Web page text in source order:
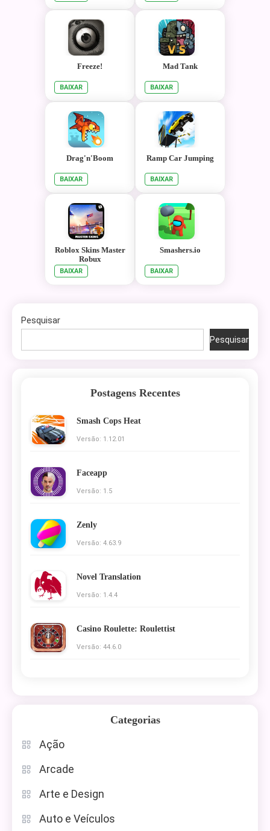
Freeze!
BAIXAR
Mad Tank
BAIXAR
Drag'n'Boom
BAIXAR
Ramp Car Jumping
BAIXAR
Roblox Skins Master
Robux
BAIXAR
Smashers.io
BAIXAR
Pesquisar
Pesquisar
Postagens Recentes
Smash Cops Heat
Versão: 1.12.01
Faceapp
Versão: 1.5
Zenly
Versão: 4.63.9
Novel Translation
Versão: 1.4.4
Casino Roulette: Roulettist
Versão: 44.6.0
Categorias
Ação
Arcade
Arte e Design
Auto e Veículos